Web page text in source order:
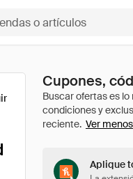
Cupones,
Ver menos
Aplique